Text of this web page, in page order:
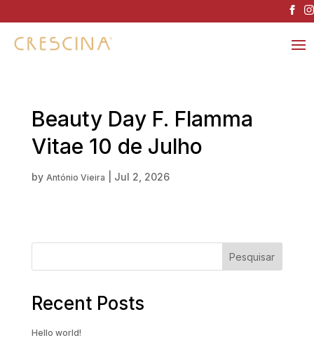
Beauty Day F. Flamma
Vitae 10 de Julho
by António Vieira Jul 2, 2026
Pesquisar
Recent Posts
Hello world!